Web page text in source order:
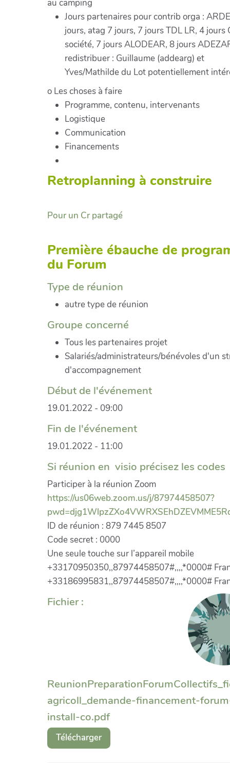
au camping
Jours partenaires pour contrib orga :
jours, atag 7 jours, 7 jours TDL LR, 4 jours
société, 7 jours ALODEAR, 8 jours
redistribuer : Guillaume (addearg) et
Yves/Mathilde du Lot potentiellement
o Les choses à faire
Programme, contenu, intervenants
Logistique
Communication
Financements
Retroplanning à construire
Pour un Cr partagé
Première ébauche de
du Forum
Type de réunion
autre type de réunion
Groupe concerné
Tous les partenaires projet
Salariés/administrateurs/bénévoles d'un
d'accompagnement
Début de l'événement
19.01.2022 - 09:00
Fin de l'événement
19.01.2022 - 11:00
Si réunion en visio précisez les codes
Participer à la réunion Zoom
https://us06web.zoom.us/j/87974458507?
ID de réunion : 879 7445 8507
Code secret : 0000
Une seule touche sur l’appareil mobile
+33170950350,,87974458507#,,,,*0000#
+33186995831,,87974458507#,,,,*0000#
Fichier :
agricoll_demande-financement-
install-co.pdf
Télécharger